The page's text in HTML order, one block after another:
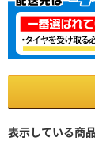
表示している商